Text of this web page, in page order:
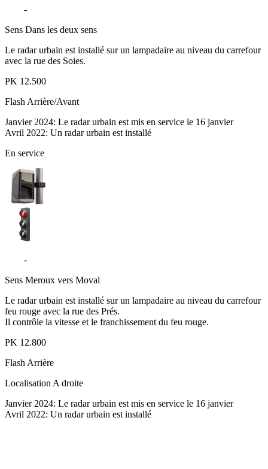
-
Sens Dans les deux sens
Le radar urbain est installé sur un lampadaire au niveau du carrefour
avec la rue des Soies.
PK 12.500
FlashArrière/Avant
Janvier 2024: Le radar urbain est mis en service le 16 janvier
Avril 2022: Un radar urbain est installé
En service
-
Sens Meroux vers Moval
Le radar urbain est installé sur un lampadaire au niveau du carrefour
feu rouge avec la rue des Prés.
Il contrôle la vitesse et le franchissement du feu rouge.
PK 12.800
FlashArrière
LocalisationA droite
Janvier 2024: Le radar urbain est mis en service le 16 janvier
Avril 2022: Un radar urbain est installé